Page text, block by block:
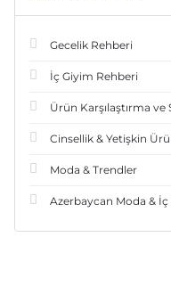
Gecelik Rehberi
İç Giyim Rehberi
Ürün Karşılaştırma ve
Cinsellik & Yetişkin
Moda & Trendler
Azerbaycan Moda &